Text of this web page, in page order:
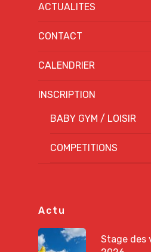
ACTUALITES
CONTACT
CALENDRIER
INSCRIPTION
BABY GYM / LOISIR
COMPETITIONS
Actu
Stage des